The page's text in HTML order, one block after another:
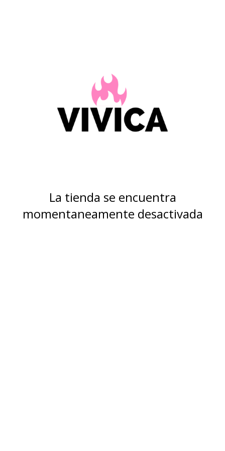
La tienda se encuentra
momentaneamente desactivada